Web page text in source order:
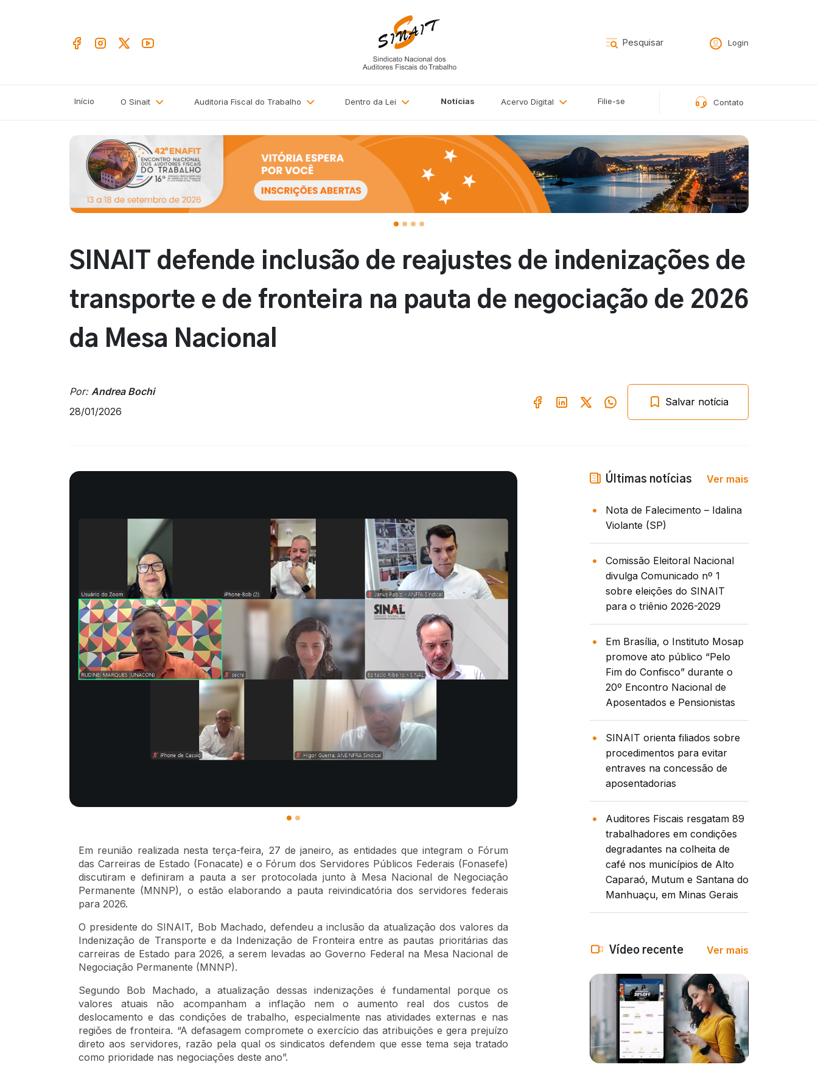
Login
Início O Sinait Auditoria Fiscal do Trabalho Dentro da Lei Notícias Acervo Digital Filie-se Contato
SINAIT defende inclusão de reajustes de indenizações de
transporte e de fronteira na pauta de negociação de 2026
da Mesa Nacional
Por: Andrea Bochi
28/01/2026
Salvar notícia
Em reunião realizada nesta terça-feira, 27 de janeiro, as entidades que integram o Fórum
das Carreiras de Estado (Fonacate) e o Fórum dos Servidores Públicos Federais (Fonasefe)
discutiram e definiram a pauta a ser protocolada junto à Mesa Nacional de Negociação
Permanente (MNNP), o estão elaborando a pauta reivindicatória dos servidores federais
para 2026.
O presidente do SINAIT, Bob Machado, defendeu a inclusão da atualização dos valores da
Indenização de Transporte e da Indenização de Fronteira entre as pautas prioritárias das
carreiras de Estado para 2026, a serem levadas ao Governo Federal na Mesa Nacional de
Negociação Permanente (MNNP).
Segundo Bob Machado, a atualização dessas indenizações é fundamental porque os
valores atuais não acompanham a inflação nem o aumento real dos custos de
deslocamento e das condições de trabalho, especialmente nas atividades externas e nas
regiões de fronteira. “A defasagem compromete o exercício das atribuições e gera prejuízo
direto aos servidores, razão pela qual os sindicatos defendem que esse tema seja tratado
como prioridade nas negociações deste ano”.
Últimas notícias Ver mais
Nota de Falecimento – Idalina
Violante (SP)
Comissão Eleitoral Nacional
divulga Comunicado nº 1
sobre eleições do SINAIT
para o triênio 2026-2029
Em Brasília, o Instituto Mosap
promove ato público “Pelo
Fim do Confisco” durante o
20º Encontro Nacional de
Aposentados e Pensionistas
SINAIT orienta filiados sobre
procedimentos para evitar
entraves na concessão de
aposentadorias
Auditores Fiscais resgatam 89
trabalhadores em condições
degradantes na colheita de
café nos municípios de Alto
Caparaó, Mutum e Santana do
Manhuaçu, em Minas Gerais
Vídeo recente Ver mais